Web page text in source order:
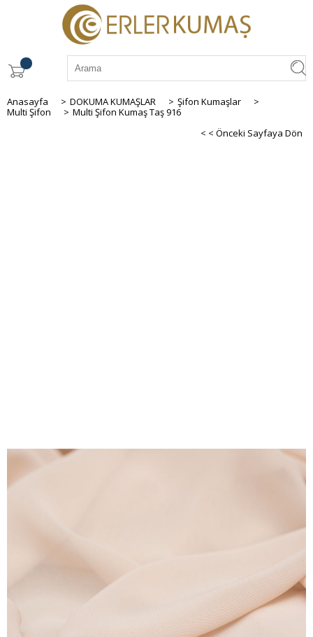
Anasayfa > DOKUMA KUMAŞLAR > Şifon Kumaşlar
>
Multi Şifon
> Multi Şifon Kumaş Taş 916
< < Önceki Sayfaya Dön